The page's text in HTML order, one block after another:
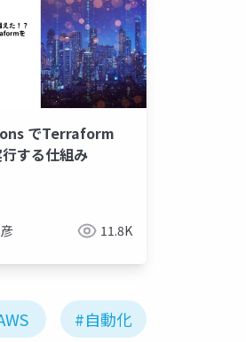
テスト
でTerraform
する仕組み
11.8K
#自動化